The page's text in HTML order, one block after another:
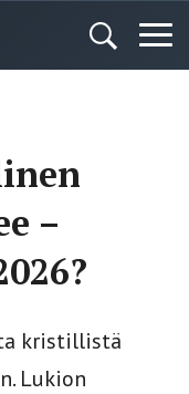
–
kristillistä
Lukion